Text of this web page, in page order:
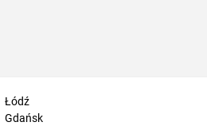
Łódź
Gdańsk